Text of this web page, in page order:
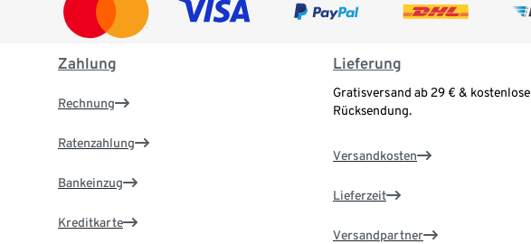
Zahlung
Rechnung
Ratenzahlung
Bankeinzug
Kreditkarte
Lieferung
Gratisversand ab 29 € & kostenlose
Rücksendung.
Versandkosten
Lieferzeit
Versandpartner